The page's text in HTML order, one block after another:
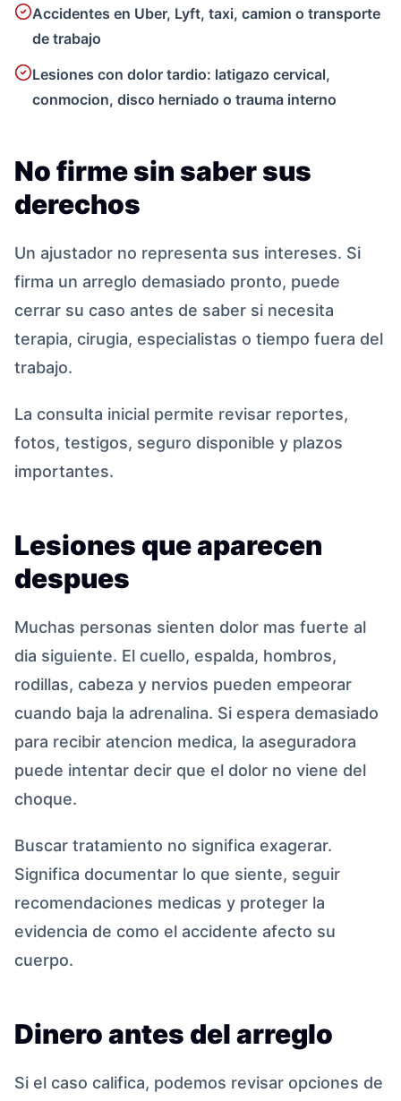
Accidentes en Uber, Lyft, taxi, camion o transporte
de trabajo
Lesiones con dolor tardio: latigazo cervical,
conmocion, disco herniado o trauma interno
No firme sin saber sus
derechos
Un ajustador no representa sus intereses. Si
firma un arreglo demasiado pronto, puede
cerrar su caso antes de saber si necesita
terapia, cirugia, especialistas o tiempo fuera del
trabajo.
La consulta inicial permite revisar reportes,
fotos, testigos, seguro disponible y plazos
importantes.
Lesiones que aparecen
despues
Muchas personas sienten dolor mas fuerte al
dia siguiente. El cuello, espalda, hombros,
rodillas, cabeza y nervios pueden empeorar
cuando baja la adrenalina. Si espera demasiado
para recibir atencion medica, la aseguradora
puede intentar decir que el dolor no viene del
choque.
Buscar tratamiento no significa exagerar.
Significa documentar lo que siente, seguir
recomendaciones medicas y proteger la
evidencia de como el accidente afecto su
cuerpo.
Dinero antes del arreglo
Si el caso califica, podemos revisar opciones de